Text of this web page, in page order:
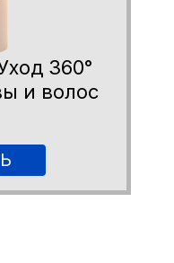
360°
и волос